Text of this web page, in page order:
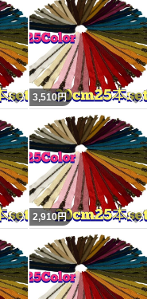
いいね！
3,510円
いいね！
2,910円